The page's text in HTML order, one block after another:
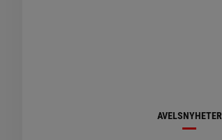
AVELSNYHETER